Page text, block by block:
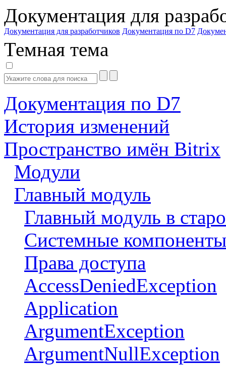
Документация для
Документация для разработчиков Документация по D7
Темная тема
Документация по D7
История изменений
Пространство имён Bitrix
Модули
Главный модуль
Главный модуль в
Системные компоненты
Права доступа
AccessDeniedException
Application
ArgumentException
ArgumentNullException